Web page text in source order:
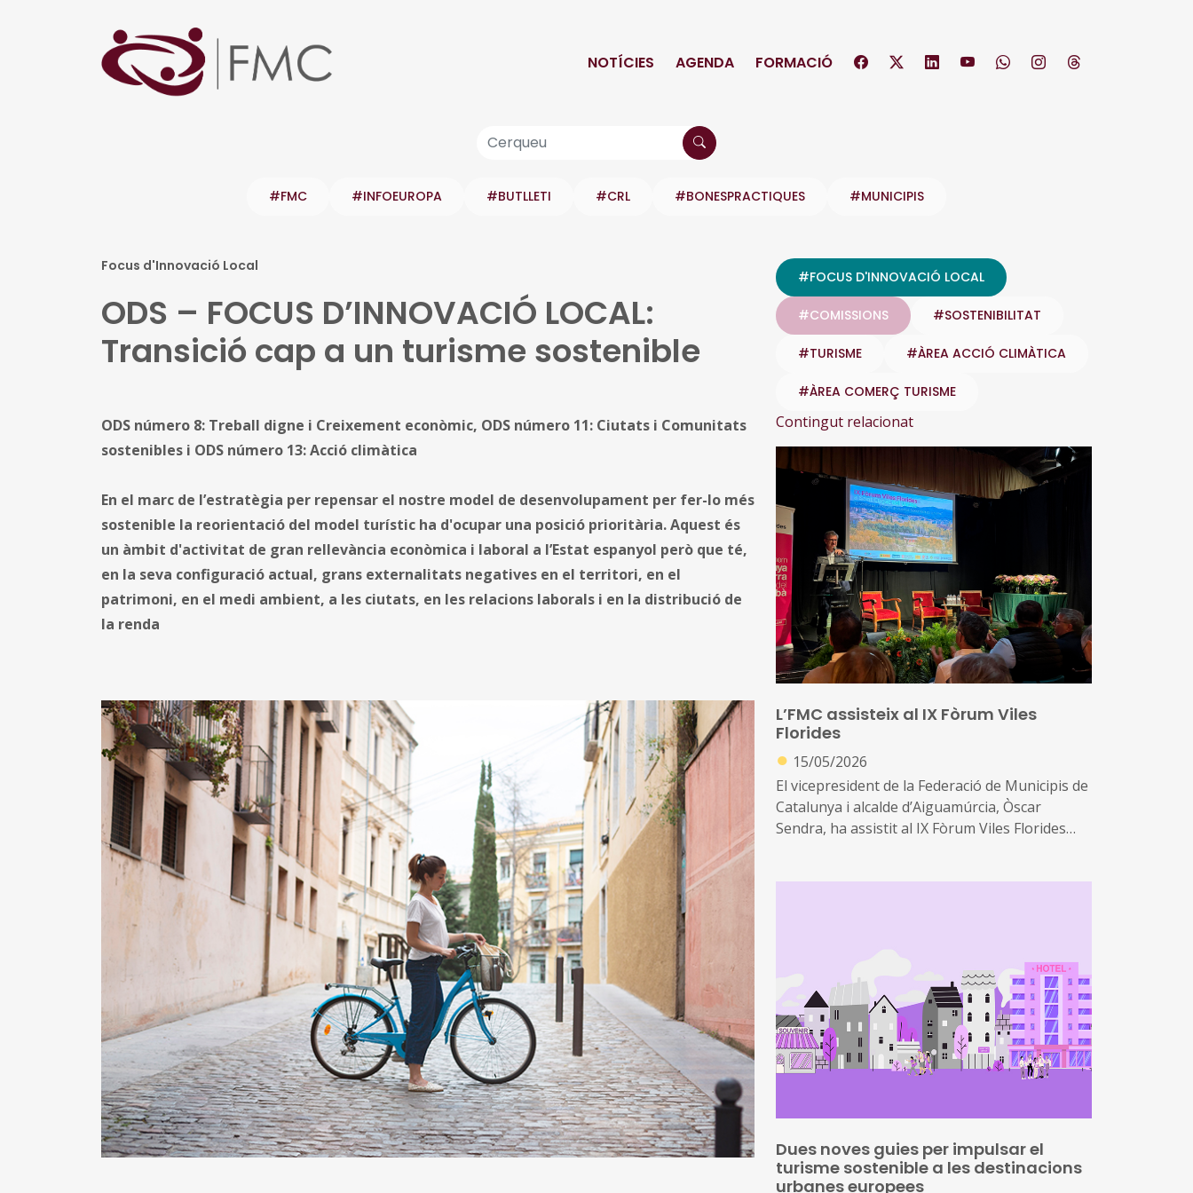
NOTÍCIES AGENDA FORMACIÓ
#FMC #INFOEUROPA #BUTLLETI #CRL #BONESPRACTIQUES #MUNICIPIS
Focus d'Innovació Local
ODS – FOCUS D’INNOVACIÓ LOCAL:
Transició cap a un turisme sostenible
ODS número 8: Treball digne i Creixement econòmic, ODS número 11: Ciutats i Comunitats
sostenibles i ODS número 13: Acció climàtica
En el marc de l’estratègia per repensar el nostre model de desenvolupament per fer-lo més
sostenible la reorientació del model turístic ha d'ocupar una posició prioritària. Aquest és
un àmbit d'activitat de gran rellevància econòmica i laboral a l’Estat espanyol però que té,
en la seva configuració actual, grans externalitats negatives en el territori, en el
patrimoni, en el medi ambient, a les ciutats, en les relacions laborals i en la distribució de
la renda
#FOCUS D'INNOVACIÓ LOCAL
#COMISSIONS #SOSTENIBILITAT
#TURISME #ÀREA ACCIÓ CLIMÀTICA
#ÀREA COMERÇ TURISME
Contingut relacionat
L’FMC assisteix al IX Fòrum Viles
Florides
● 15/05/2026
El vicepresident de la Federació de Municipis de
Catalunya i alcalde d’Aiguamúrcia, Òscar
Sendra, ha assistit al IX Fòrum Viles Florides
La Confederació d’Horticultura Ornamental de
Catalunya (CHOC) organitza aquest fòrum que
enguany s’ha articulat al voltant del paper del
verd urbà com a element distintiu de qualitat,
motor de sostenibilitat i actiu estratègic per al
turisme dels municipis
Dues noves guies per impulsar el
turisme sostenible a les destinacions
urbanes europees